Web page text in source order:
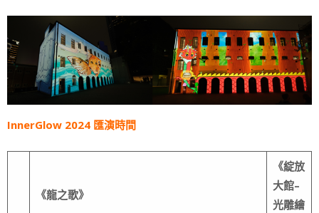
InnerGlow 2024 匯演時間
《龍之歌》
《綻放
大館–
光雕繪